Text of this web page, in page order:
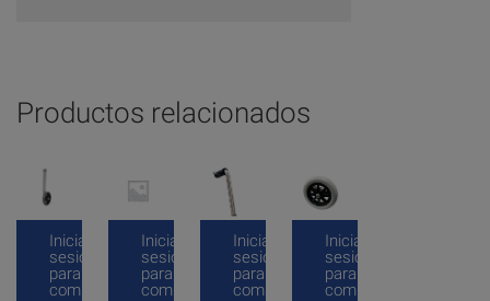
Productos relacionados
Inicia
sesión
para
comprar
Inicia
sesión
para
comprar
Inicia
sesión
para
comprar
Inicia
sesión
para
comprar